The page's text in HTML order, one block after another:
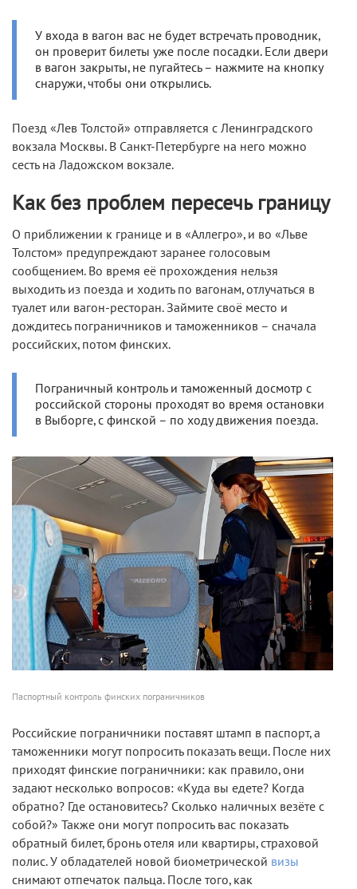
У входа в вагон вас не будет встречать проводник,
он проверит билеты уже после посадки. Если двери
в вагон закрыты, не пугайтесь – нажмите на кнопку
снаружи, чтобы они открылись.
Поезд «Лев Толстой» отправляется с Ленинградского
вокзала Москвы. В Санкт-Петербурге на него можно
сесть на Ладожском вокзале.
Как без проблем пересечь границу
О приближении к границе и в «Аллегро», и во «Льве
Толстом» предупреждают заранее голосовым
сообщением. Во время её прохождения нельзя
выходить из поезда и ходить по вагонам, отлучаться в
туалет или вагон-ресторан. Займите своё место и
дождитесь пограничников и таможенников – сначала
российских, потом финских.
Пограничный контроль и таможенный досмотр с
российской стороны проходят во время остановки
в Выборге, с финской – по ходу движения поезда.
Паспортный контроль финских пограничников
Российские пограничники поставят штамп в паспорт, а
таможенники могут попросить показать вещи. После них
приходят финские пограничники: как правило, они
задают несколько вопросов: «Куда вы едете? Когда
обратно? Где остановитесь? Сколько наличных везёте с
собой?» Также они могут попросить вас показать
обратный билет, бронь отеля или квартиры, страховой
полис. У обладателей новой биометрической визы
снимают отпечаток пальца. После того, как